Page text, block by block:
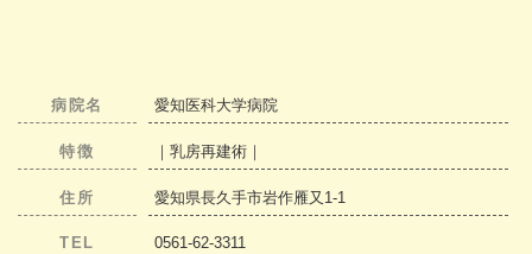
病院名 愛知医科大学病院
特徴 ｜乳房再建術｜
住所 愛知県長久手市岩作雁又1-1
TEL 0561-62-3311